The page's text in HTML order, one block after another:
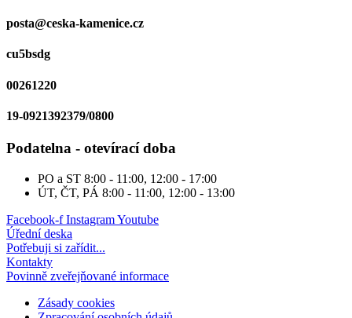
posta@ceska-kamenice.cz
cu5bsdg
00261220
19-0921392379/0800
Podatelna - otevírací doba
PO a ST 8:00 - 11:00, 12:00 - 17:00
ÚT, ČT, PÁ 8:00 - 11:00, 12:00 - 13:00
Facebook-f InstagramYoutube
Úřední deska
Potřebuji si zařídit...
Kontakty
Povinně zveřejňované informace
Zásady cookies